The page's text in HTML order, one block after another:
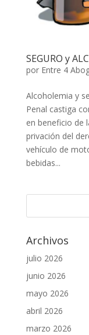
SEGURO y
por Entre 4
Alcoholemia y
Penal castiga
en beneficio de
privación del
vehículo de
bebidas...
Archivos
julio 2026
junio 2026
mayo 2026
abril 2026
marzo 2026